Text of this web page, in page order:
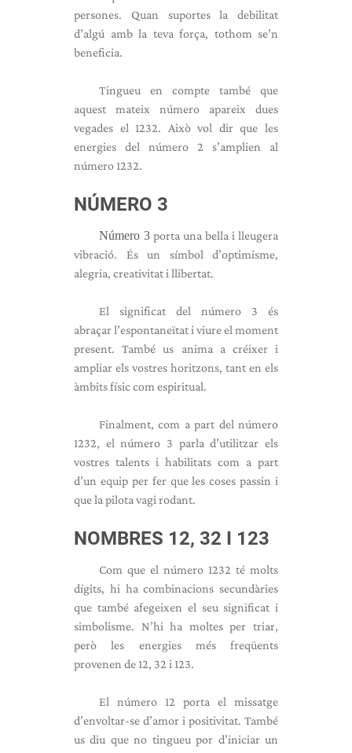
persones. Quan suportes la debilitat
d’algú amb la teva força, tothom se’n
beneficia.
Tingueu en compte també que
aquest mateix número apareix dues
vegades el 1232. Això vol dir que les
energies del número 2 s’amplien al
número 1232.
NÚMERO 3
Número 3 porta una bella i lleugera
vibració. És un símbol d’optimisme,
alegria, creativitat i llibertat.
El significat del número 3 és
abraçar l’espontaneïtat i viure el moment
present. També us anima a créixer i
ampliar els vostres horitzons, tant en els
àmbits físic com espiritual.
Finalment, com a part del número
1232, el número 3 parla d’utilitzar els
vostres talents i habilitats com a part
d’un equip per fer que les coses passin i
que la pilota vagi rodant.
NOMBRES 12, 32 I 123
Com que el número 1232 té molts
dígits, hi ha combinacions secundàries
que també afegeixen el seu significat i
simbolisme. N’hi ha moltes per triar,
però les energies més freqüents
provenen de 12, 32 i 123.
El número 12 porta el missatge
d’envoltar-se d’amor i positivitat. També
us diu que no tingueu por d’iniciar un